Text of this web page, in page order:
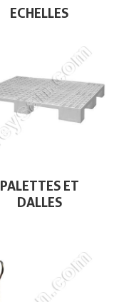
ECHELLES
PALETTES ET
DALLES